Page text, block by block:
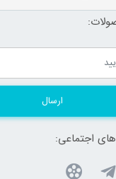
ارسال
اجتماعی: